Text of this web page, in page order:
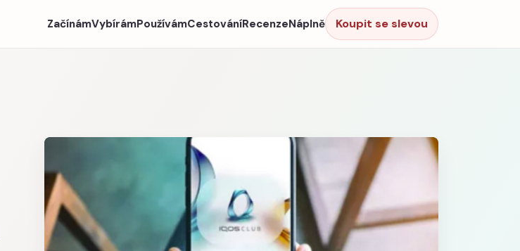
ZačínámVybírámPoužívámCestováníRecenzeNáplně Koupit se slevou